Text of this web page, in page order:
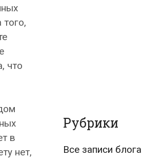
что
в
нет,
Рубрики
Все записи блога